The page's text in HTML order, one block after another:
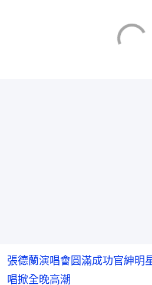
張德蘭演唱會圓滿成功官紳
唱掀全晚高潮